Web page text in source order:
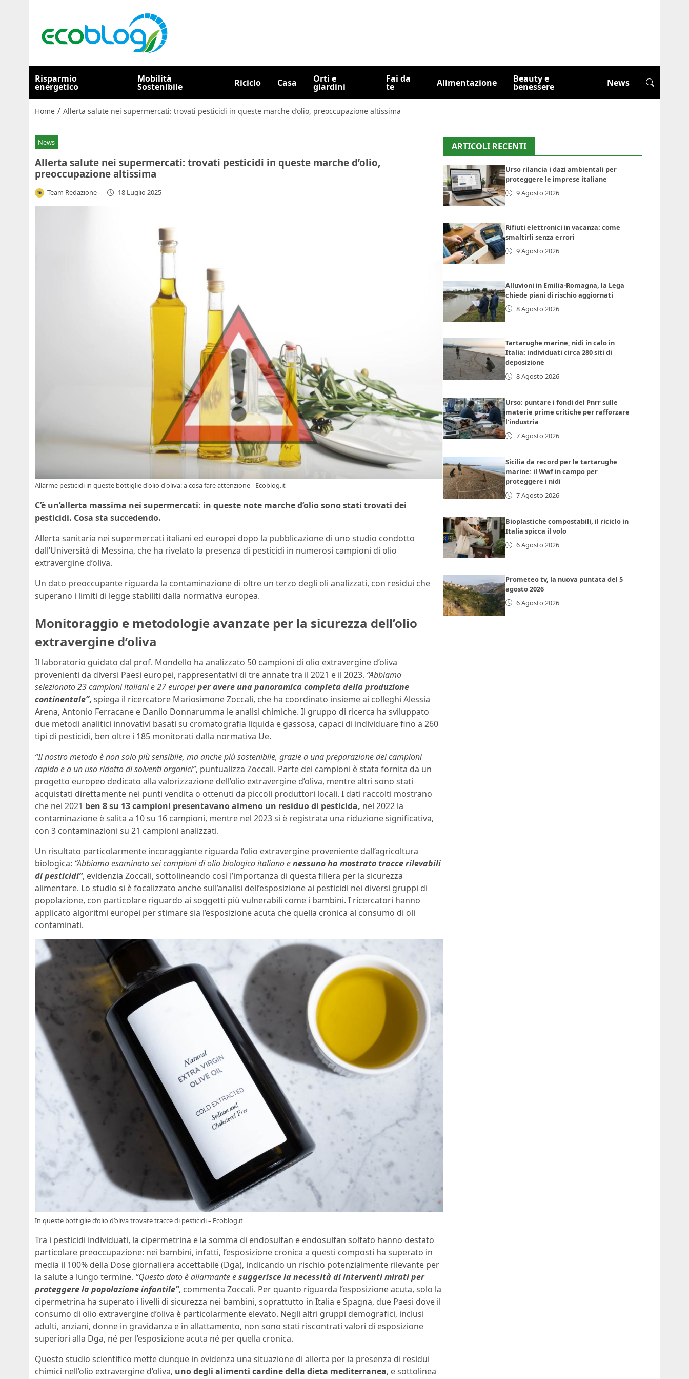
Risparmio
energetico
Mobilità
Sostenibile Riciclo Casa Orti e
giardini
Fai da
te Alimentazione Beauty e
benessere News
Home / Allerta salute nei supermercati: trovati pesticidi in queste marche d’olio, preoccupazione altissima
News
Allerta salute nei supermercati: trovati pesticidi in queste marche d’olio,
preoccupazione altissima
Team Redazione - 18 Luglio 2025
Allarme pesticidi in queste bottiglie d'olio d'oliva: a cosa fare attenzione - Ecoblog.it
C’è un’allerta massima nei supermercati: in queste note marche d’olio sono stati trovati dei
pesticidi. Cosa sta succedendo.
Allerta sanitaria nei supermercati italiani ed europei dopo la pubblicazione di uno studio condotto
dall’Università di Messina, che ha rivelato la presenza di pesticidi in numerosi campioni di olio
extravergine d’oliva.
Un dato preoccupante riguarda la contaminazione di oltre un terzo degli oli analizzati, con residui che
superano i limiti di legge stabiliti dalla normativa europea.
Monitoraggio e metodologie avanzate per la sicurezza dell’olio
extravergine d’oliva
Il laboratorio guidato dal prof. Mondello ha analizzato 50 campioni di olio extravergine d’oliva
provenienti da diversi Paesi europei, rappresentativi di tre annate tra il 2021 e il 2023. “Abbiamo
selezionato 23 campioni italiani e 27 europeiper avere una panoramica completa della produzione
continentale”, spiega il ricercatore Mariosimone Zoccali, che ha coordinato insieme ai colleghi Alessia
Arena, Antonio Ferracane e Danilo Donnarumma le analisi chimiche. Il gruppo di ricerca ha sviluppato
due metodi analitici innovativi basati su cromatografia liquida e gassosa, capaci di individuare fino a 260
tipi di pesticidi, ben oltre i 185 monitorati dalla normativa Ue.
“Il nostro metodo è non solo più sensibile, ma anche più sostenibile, grazie a una preparazione dei campioni
rapida e a un uso ridotto di solventi organici”, puntualizza Zoccali. Parte dei campioni è stata fornita da un
progetto europeo dedicato alla valorizzazione dell’olio extravergine d’oliva, mentre altri sono stati
acquistati direttamente nei punti vendita o ottenuti da piccoli produttori locali. I dati raccolti mostrano
che nel 2021 ben 8 su 13 campioni presentavano almeno un residuo di pesticida, nel 2022 la
contaminazione è salita a 10 su 16 campioni, mentre nel 2023 si è registrata una riduzione significativa,
con 3 contaminazioni su 21 campioni analizzati.
Un risultato particolarmente incoraggiante riguarda l’olio extravergine proveniente dall’agricoltura
biologica: “Abbiamoesaminato sei campioni di olio biologico italiano enessuno ha mostrato tracce rilevabili
di pesticidi”, evidenzia Zoccali, sottolineando così l’importanza di questa filiera per la sicurezza
alimentare. Lo studio si è focalizzato anche sull’analisi dell’esposizione ai pesticidi nei diversi gruppi di
popolazione, con particolare riguardo ai soggetti più vulnerabili come i bambini. I ricercatori hanno
applicato algoritmi europei per stimare sia l’esposizione acuta che quella cronica al consumo di oli
contaminati.
In queste bottiglie d’olio d’oliva trovate tracce di pesticidi – Ecoblog.it
Tra i pesticidi individuati, la cipermetrina e la somma di endosulfan e endosulfan solfato hanno destato
particolare preoccupazione: nei bambini, infatti, l’esposizione cronica a questi composti ha superato in
media il 100% della Dose giornaliera accettabile (Dga), indicando un rischio potenzialmente rilevante per
la salute a lungo termine. “Questo dato èallarmante esuggerisce la necessità di interventi mirati per
proteggere la popolazione infantile”, commenta Zoccali. Per quanto riguarda l’esposizione acuta, solo la
cipermetrina ha superato i livelli di sicurezza nei bambini, soprattutto in Italia e Spagna, due Paesi dove il
consumo di olio extravergine d’oliva è particolarmente elevato. Negli altri gruppi demografici, inclusi
adulti, anziani, donne in gravidanza e in allattamento, non sono stati riscontrati valori di esposizione
superiori alla Dga, né per l’esposizione acuta né per quella cronica.
Questo studio scientifico mette dunque in evidenza una situazione di allerta per la presenza di residui
chimici nell’olio extravergine d’oliva, uno degli alimenti cardine della dieta mediterranea, e sottolinea
ARTICOLI RECENTI
Urso rilancia i dazi ambientali per
proteggere le imprese italiane
9 Agosto 2026
Rifiuti elettronici in vacanza: come
smaltirli senza errori
9 Agosto 2026
Alluvioni in Emilia-Romagna, la Lega
chiede piani di rischio aggiornati
8 Agosto 2026
Tartarughe marine, nidi in calo in
Italia: individuati circa 280 siti di
deposizione
8 Agosto 2026
Urso: puntare i fondi del Pnrr sulle
materie prime critiche per rafforzare
l’industria
7 Agosto 2026
Sicilia da record per le tartarughe
marine: il Wwf in campo per
proteggere i nidi
7 Agosto 2026
Bioplastiche compostabili, il riciclo in
Italia spicca il volo
6 Agosto 2026
Prometeo tv, la nuova puntata del 5
agosto 2026
6 Agosto 2026